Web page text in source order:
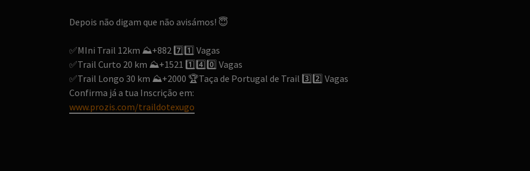
Depois não digam que não avisámos! 😇
✅MIni Trail 12km ⛰️+882 7️⃣ 1️⃣ Vagas
✅Trail Curto 20 km ⛰️+1521 1️⃣ 4️⃣ 0️⃣ Vagas
✅Trail Longo 30 km ⛰️+2000 🏆Taça de Portugal de Trail 3️⃣ 2️⃣ Vagas
Confirma já a tua Inscrição em:
www.prozis.com/traildotexugo